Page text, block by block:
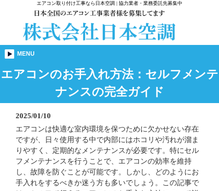
エアコン取り付け工事なら日本空調 | 協力業者・業務委託先募集中
MENU
エアコンのお手入れ方法：セルフメンテ
ナンスの完全ガイド
2025/01/10
エアコンは快適な室内環境を保つために欠かせない存在
ですが、日々使用する中で内部にはホコリや汚れが溜ま
りやすく、定期的なメンテナンスが必要です。特にセル
フメンテナンスを行うことで、エアコンの効率を維持
し、故障を防ぐことが可能です。しかし、どのようにお
手入れをするべきか迷う方も多いでしょう。この記事で